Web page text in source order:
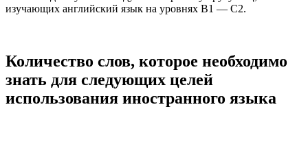
изучающих английский язык на уровнях В1 — С2.
Количество слов, которое необходимо
знать для следующих целей
использования иностранного языка